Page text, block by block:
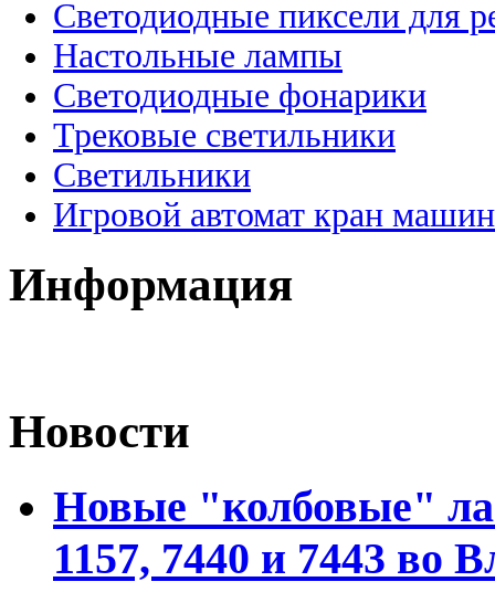
Светодиодные пиксели для
Настольные лампы
Светодиодные фонарики
Трековые светильники
Светильники
Игровой автомат кран
Информация
Новости
Новые "колбовые"
1157, 7440 и 7443 во